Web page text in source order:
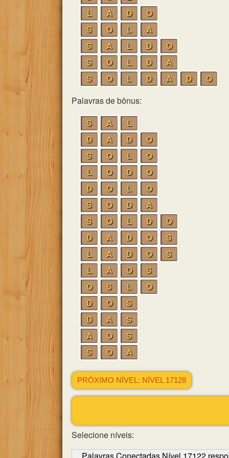
L
A D
O
S
O L
A
S
A L D
O
S
O L D
A
S
O L D A D
O
Palavras de bônus:
S
A
L
D
A D
O
S
O L
O
L
O D
O
D
O L
O
S
O D
A
S
O L D
O
D
A D O
S
L
A D O
S
L
A O
S
O
S L
O
D
O
S
D
A
S
A
O
S
S
O A
PRÓXIMO NÍVEL: NÍVEL 17128
Selecione níveis: